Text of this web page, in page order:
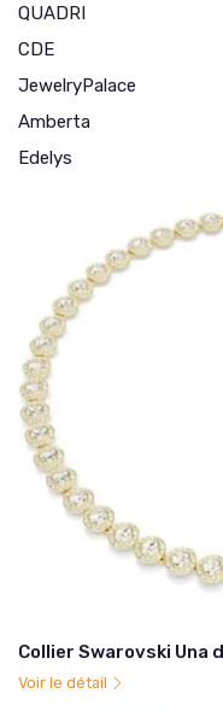
QUADRI
CDE
JewelryPalace
Amberta
Edelys
Collier Swarovski Una
Voir le détail